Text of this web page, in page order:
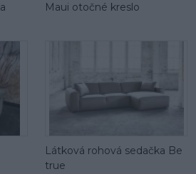
Maui otočné kreslo
Látková rohová sedačka Be
true